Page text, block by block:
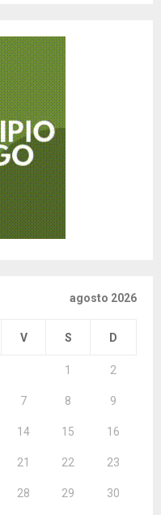
agosto 2026
V S D
1 2
7 8 9
14 15 16
21 22 23
28 29 30